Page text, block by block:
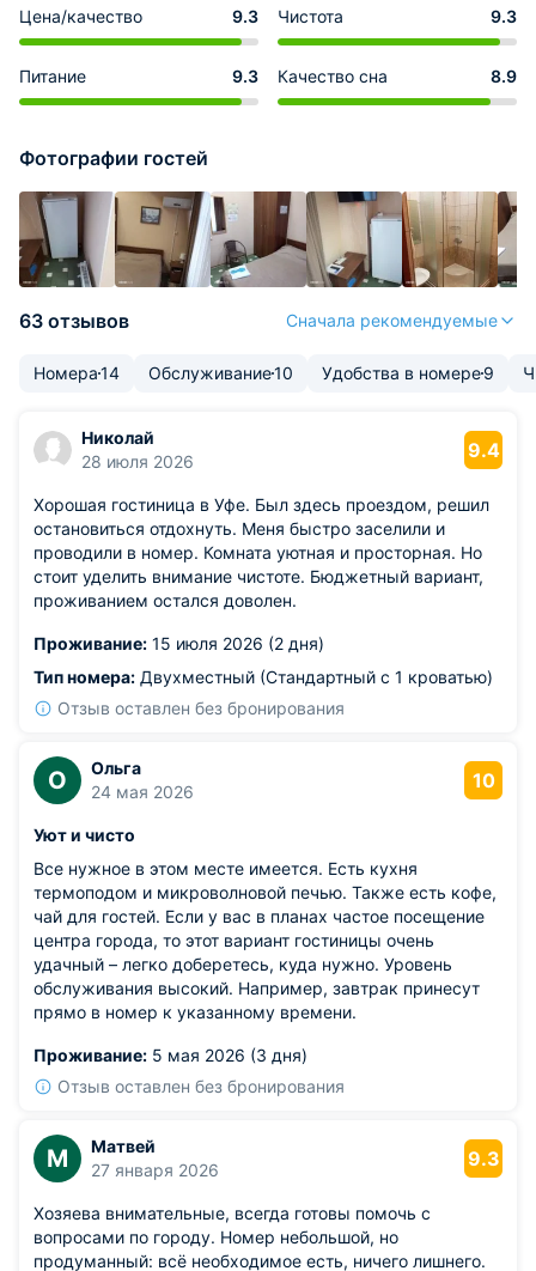
Цена/качество 9.3 Чистота 9.3
Питание 9.3 Качество сна 8.9
Фотографии гостей
63 отзывов Сначала рекомендуемые
Номера14 Обслуживание10 Удобства в номере9
Николай
28 июля 2026
9.4
Хорошая гостиница в Уфе. Был здесь проездом, решил
остановиться отдохнуть. Меня быстро заселили и
проводили в номер. Комната уютная и просторная. Но
стоит уделить внимание чистоте. Бюджетный вариант,
проживанием остался доволен.
Проживание: 15 июля 2026 (2 дня)
Тип номера: Двухместный (Стандартный с 1 кроватью)
Отзыв оставлен без бронирования
О
Ольга
24 мая 2026
10
Уют и чисто
Все нужное в этом месте имеется. Есть кухня
термоподом и микроволновой печью. Также есть кофе,
чай для гостей. Если у вас в планах частое посещение
центра города, то этот вариант гостиницы очень
удачный – легко доберетесь, куда нужно. Уровень
обслуживания высокий. Например, завтрак принесут
прямо в номер к указанному времени.
Проживание: 5 мая 2026 (3 дня)
Отзыв оставлен без бронирования
М
Матвей
27 января 2026
9.3
Хозяева внимательные, всегда готовы помочь с
вопросами по городу. Номер небольшой, но
продуманный: всё необходимое есть, ничего лишнего.